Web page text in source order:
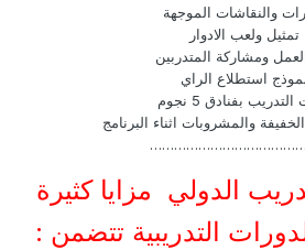
والنقاشات الموجهة
تمثيل ولعب الادوار
ومشاركة المتدربين
استطلاع الراي
بفنادق 5 نجوم
والمشروبات اثناء البرنامج
الدولي مزايا كثيرة
التدريبية تتضمن :